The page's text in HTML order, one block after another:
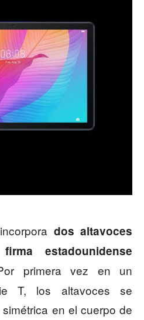
dos altavoces
estadounidense
primera vez en un
T, los altavoces se
en el cuerpo de